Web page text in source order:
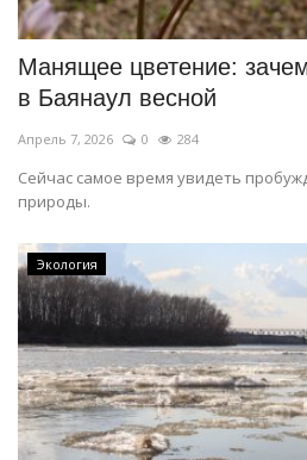
Манящее цветение:
в Баянаул весной
Апрель 7, 2026 0 284
Сейчас самое время увидеть
природы.
Экология